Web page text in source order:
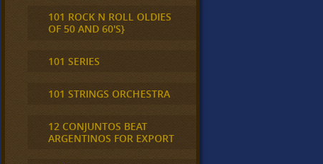
101 ROCK N ROLL OLDIES
OF 50 AND 60'S}
101 SERIES
101 STRINGS ORCHESTRA
12 CONJUNTOS BEAT
ARGENTINOS FOR EXPORT